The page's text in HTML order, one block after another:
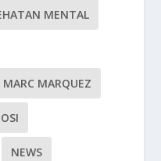
MENTAL
MARC MARQUEZ
NEWS